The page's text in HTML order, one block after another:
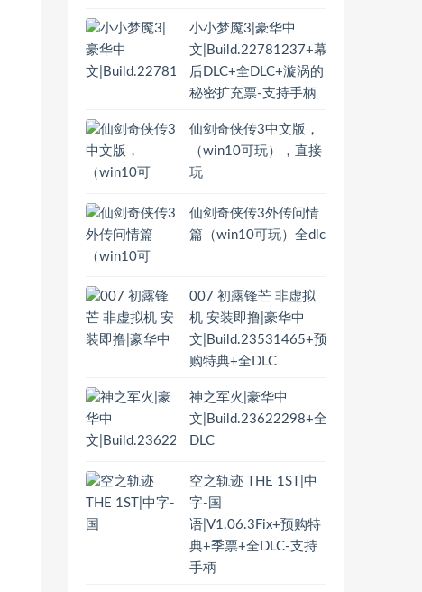
小小梦魇3|豪华中
文|Build.22781237+幕
后DLC+全DLC+漩涡的
秘密扩充票-支持手柄
仙剑奇侠传3中文版，
（win10可玩），直接
玩
仙剑奇侠传3外传问情
篇（win10可玩）全dlc
007 初露锋芒 非虚拟
机 安装即撸|豪华中
文|Build.23531465+预
购特典+全DLC
神之军火|豪华中
文|Build.23622298+全
DLC
空之轨迹 THE 1ST|中
字-国
语|V1.06.3Fix+预购特
典+季票+全DLC-支持
手柄